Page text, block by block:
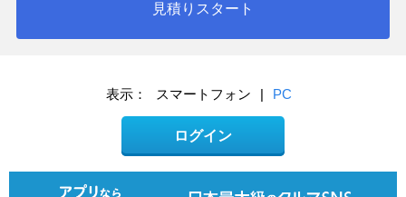
見積りスタート
表示： スマートフォン | PC
ログイン